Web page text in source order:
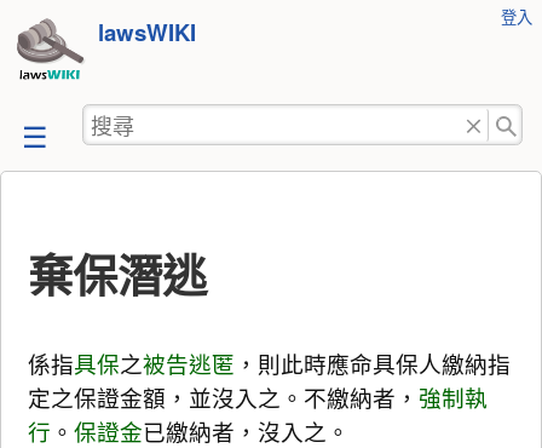
跳
至
容
lawsWIKI
工
登入
搜
尋
棄保潛逃
係指具保之被告逃匿 ，則此時應命具保人繳納指
定之保證金額，並沒入之。不繳納者， 強制執
行 。保證金已繳納者，沒入之。